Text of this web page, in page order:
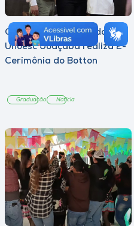
Curso de Psicologia da
Unoesc Joaçaba realiza 2ª
Cerimônia do Botton
Graduação Notícia